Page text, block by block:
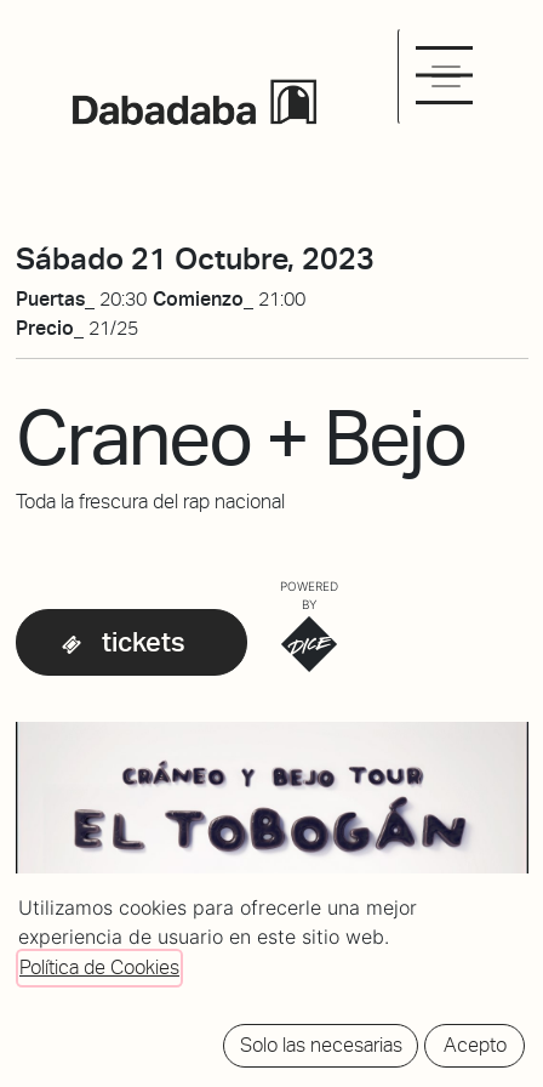
Sábado 21 Octubre, 2023
Puertas_ 20:30 Comienzo_ 21:00
Precio_ 21/25
Craneo + Bejo
Toda la frescura del rap nacional
tickets
POWERED
BY
Utilizamos cookies para ofrecerle una mejor
experiencia de usuario en este sitio web.
Política de Cookies
Solo las necesarias Acepto